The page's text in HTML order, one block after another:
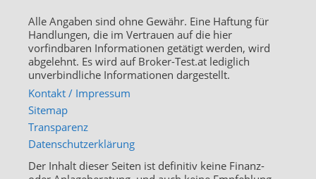
Alle Angaben sind ohne Gewähr. Eine Haftung für
Handlungen, die im Vertrauen auf die hier
vorfindbaren Informationen getätigt werden, wird
abgelehnt. Es wird auf Broker-Test.at lediglich
unverbindliche Informationen dargestellt.
Kontakt / Impressum
Sitemap
Transparenz
Datenschutzerklärung
Der Inhalt dieser Seiten ist definitiv keine Finanz-